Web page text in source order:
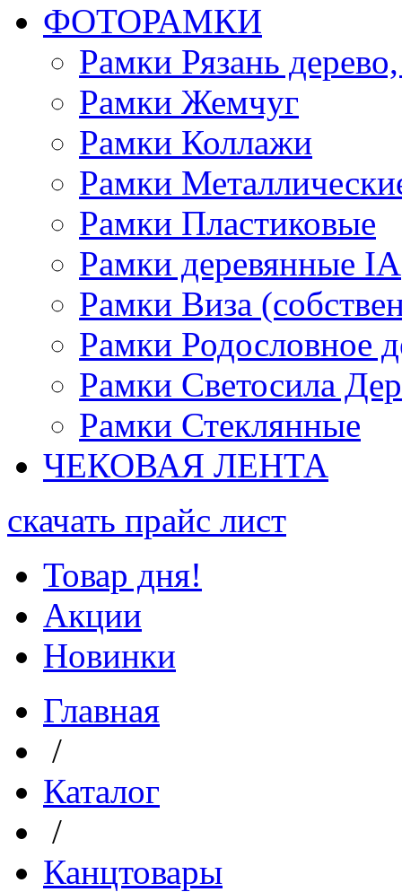
ФОТОРАМКИ
Рамки Рязань
Рамки Жемчуг
Рамки Коллажи
Рамки
Рамки Пластиковые
Рамки деревянные IA
Рамки Виза
Рамки Родословное
Рамки Светосила
Рамки Стеклянные
ЧЕКОВАЯ ЛЕНТА
скачать прайс лист
Товар дня!
Акции
Новинки
Главная
/
Каталог
/
Канцтовары